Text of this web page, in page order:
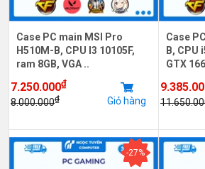
Case PC main MSI Pro
H510M-B, CPU I3 10105F,
ram 8GB, VGA ..
7.250.000₫
8.000.000₫ Giỏ hàng
Case
B, CPU
GTX
-27%